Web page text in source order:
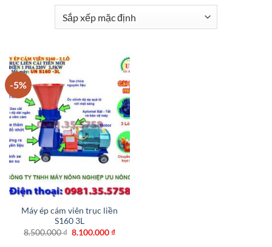
-5%
Máy ép cám viên trục liền
S160 3L
8.500.000₫ Giá
8.100.000₫Giá